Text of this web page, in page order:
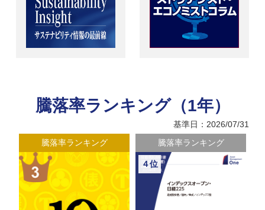
騰落率ランキング（1年）
基準日：2026/07/31
騰落率ランキング
騰落率ランキング
４位